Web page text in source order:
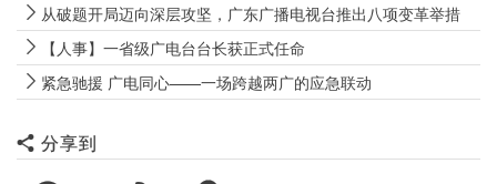
从破题开局迈向深层攻坚，广东广播电视台推出八项变革举措
【人事】一省级广电台台长获正式任命
紧急驰援 广电同心——一场跨越两广的应急联动
分享到